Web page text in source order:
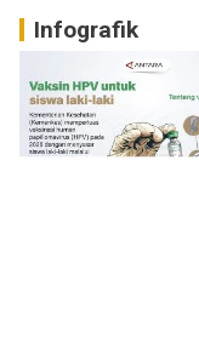
Infografik